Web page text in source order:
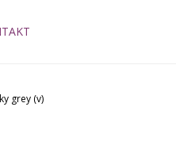
grey (v)